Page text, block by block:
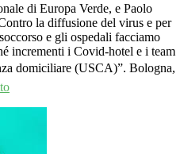
di Europa Verde, e Paolo
la diffusione del virus e per
e gli ospedali facciamo
incrementi i Covid-hotel e i team
domiciliare (USCA)”. Bologna,